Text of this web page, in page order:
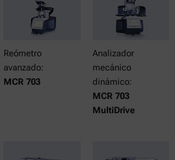
Reómetro
avanzado:
MCR 703
Analizador
mecánico
dinámico:
MCR 703
MultiDrive